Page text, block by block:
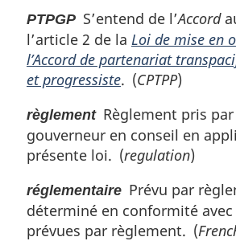
PTPGP S’entend de l’Accord
l’article 2 de la Loi de mise en
l’Accord de partenariat
et progressiste. (CPTPP)
règlementRèglement pris
gouverneur en conseil en
présente loi. (regulation)
réglementaire Prévu par
déterminé en conformité avec
prévues par règlement. (